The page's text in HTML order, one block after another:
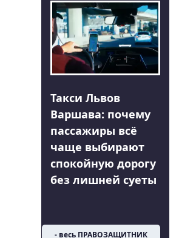
Такси Львов
Варшава: почему
пассажиры всё
чаще выбирают
спокойную дорогу
без лишней суеты
- весь ПРАВОЗАЩИТНИК